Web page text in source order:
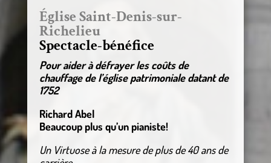
Église Saint-Denis-sur-
Richelieu
Spectacle-bénéfice
Pour aider à défrayer les coûts de
chauffage de l’église patrimoniale datant de
1752
Richard Abel
Beaucoup plus qu’un pianiste!
Un Virtuose à la mesure de plus de 40 ans de